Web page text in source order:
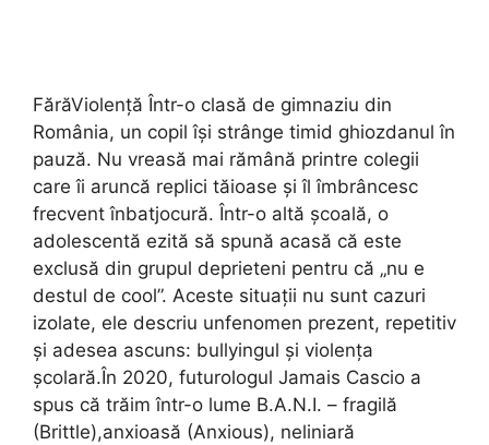
FărăViolență Într-o clasă de gimnaziu din
România, un copil își strânge timid ghiozdanul în
pauză. Nu vreasă mai rămână printre colegii
care îi aruncă replici tăioase și îl îmbrâncesc
frecvent înbatjocură. Într-o altă școală, o
adolescentă ezită să spună acasă că este
exclusă din grupul deprieteni pentru că „nu e
destul de cool”. Aceste situații nu sunt cazuri
izolate, ele descriu unfenomen prezent, repetitiv
și adesea ascuns: bullyingul și violența
școlară.În 2020, futurologul Jamais Cascio a
spus că trăim într-o lume B.A.N.I. – fragilă
(Brittle),anxioasă (Anxious), neliniară